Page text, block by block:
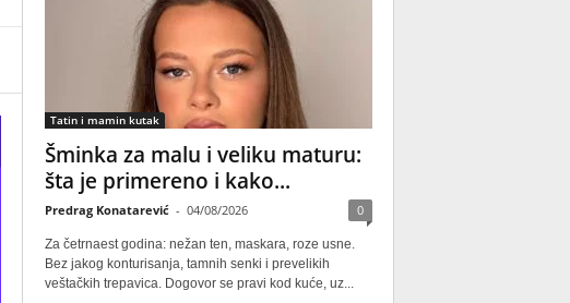
Tatin i mamin kutak
Šminka za malu i veliku maturu:
šta je primereno i kako...
Predrag Konatarević - 04/08/2026 0
Za četrnaest godina: nežan ten, maskara, roze usne.
Bez jakog konturisanja, tamnih senki i prevelikih
veštačkih trepavica. Dogovor se pravi kod kuće, uz...